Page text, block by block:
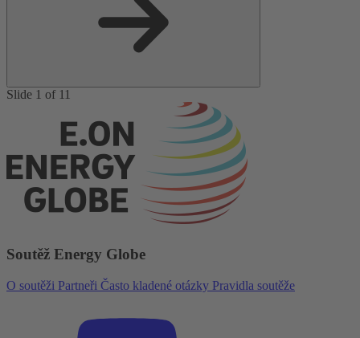
Slide 1 of 11
Soutěž Energy Globe
O soutěži Partneři Často kladené otázky Pravidla soutěže